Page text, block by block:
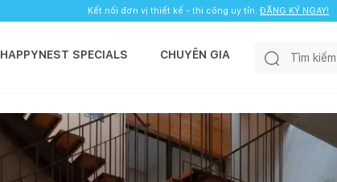
Kết nối đơn vị thiết kế - thi công uy tín. ĐĂNG KÝ NGAY!
HAPPYNEST SPECIALS CHUYÊN GIA